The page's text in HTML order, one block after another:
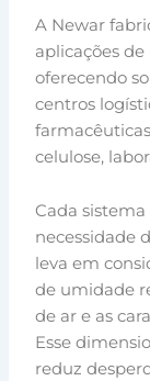
A Newar
aplicações
oferecendo
centros
celulose,
Cada
necessidade
leva em
de umidade
de ar e as
Esse
reduz